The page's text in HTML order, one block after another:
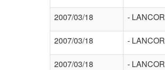
2007/03/18 -
2007/03/18 -
2007/03/18 -